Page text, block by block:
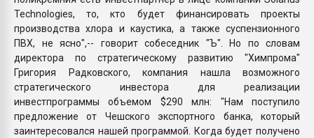
Technologies, то, кто будет финансировать проекты
производства хлора и каустика, а также суспензионного
ПВХ, не ясно",-- говорит собеседник "Ъ". Но по словам
директора по стратегическому развитию "Химпрома"
Григория Радковского, компания нашла возможного
стратегического инвестора для реализации
инвестпрограммы объемом $290 млн: "Нам поступило
предложение от Чешского экспортного банка, который
заинтересовался нашей программой. Когда будет получено